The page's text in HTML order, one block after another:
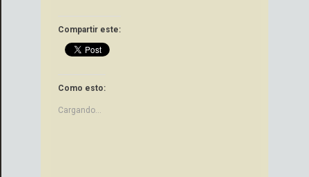
Compartir este:
Como esto:
Cargando...